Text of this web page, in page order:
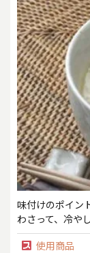
味付けのポイン
わさって、冷や
使用商品